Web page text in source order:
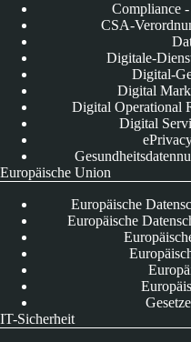
Compliance
CSA-
Digitale-
Digital-
Digital
Digital Operational
Digital
Europäische Union
Europäische
Europäische
IT-Sicherheit